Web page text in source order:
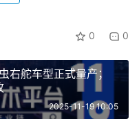
0 0
舵车型正式量产；
2025-11-19 10:05